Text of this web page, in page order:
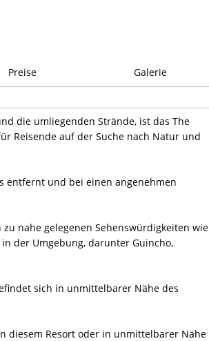
Preise Galerie
die umliegenden Strände, ist das The
Reisende auf der Suche nach Natur und
entfernt und bei einen angenehmen
nahe gelegenen Sehenswürdigkeiten wie
der Umgebung, darunter Guincho,
sich in unmittelbarer Nähe des
diesem Resort oder in unmittelbarer Nähe